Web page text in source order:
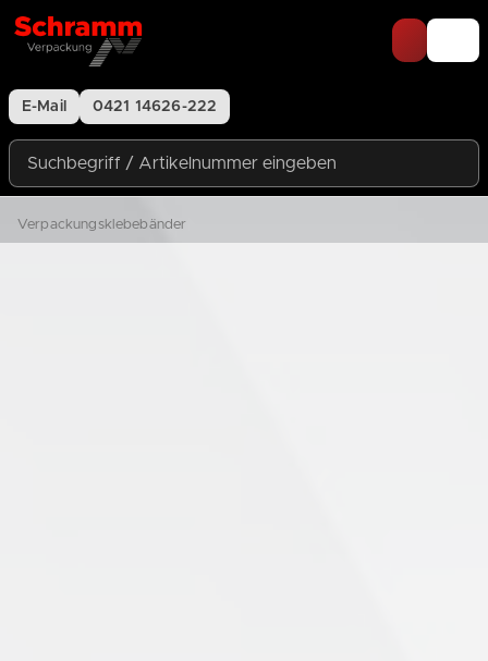
E-Mail 0421 14626-222
Suchbegriff / Artikelnummer eingeben
Verpackungsklebebänder